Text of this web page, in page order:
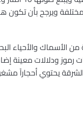
ويرجح بأن تكون
الأسماك والأحياء
رموز ودلالات معينة
يحتوي أحجاراً